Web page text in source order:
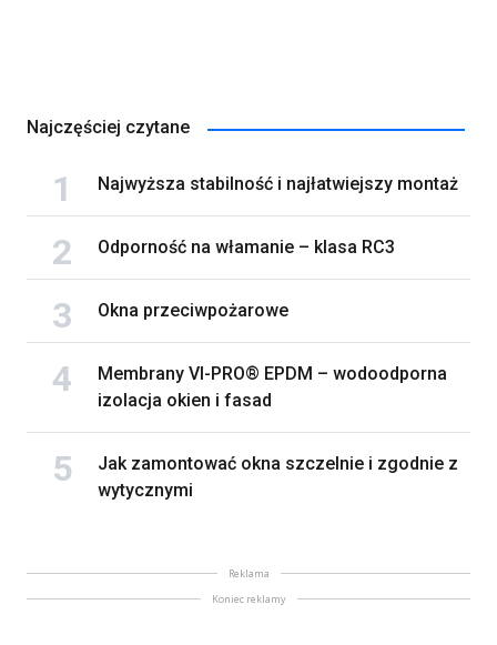
Najczęściej czytane
Najwyższa stabilność i najłatwiejszy montaż
Odporność na włamanie – klasa RC3
Okna przeciwpożarowe
Membrany VI-PRO® EPDM – wodoodporna
izolacja okien i fasad
Jak zamontować okna szczelnie i zgodnie z
wytycznymi
Reklama
Koniec reklamy